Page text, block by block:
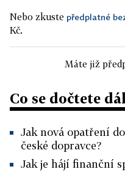
Nebo zkuste předplatné
Kč.
Máte již
Co se dočtete dál
Jak nová opatření
české dopravce?
Jak je hájí finanční